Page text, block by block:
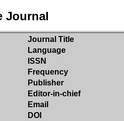
Journal
Journal Title
Language
ISSN
Frequency
Publisher
Editor-in-chief
Email
DOI